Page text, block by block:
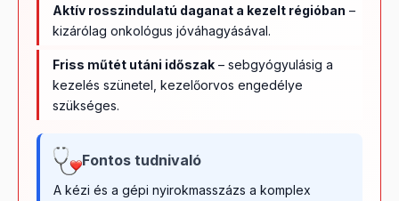
Aktív rosszindulatú daganat a kezelt régióban –
kizárólag onkológus jóváhagyásával.
Friss műtét utáni időszak – sebgyógyulásig a
kezelés szünetel, kezelőorvos engedélye
szükséges.
Fontos tudnivaló
A kézi és a gépi nyirokmasszázs a komplex